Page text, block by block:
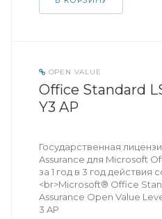
OPEN VALUE
Office Standard
Y3 AP
Государственная
Assurance для Microsoft
за 1 год в 3 год действия
<br>Microsoft® Office
Assurance Open Value
3 AP